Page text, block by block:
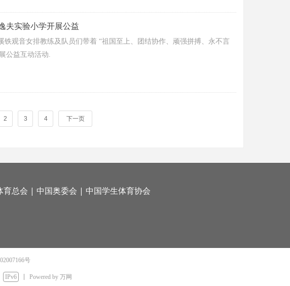
夫实验小学开展公益
铁观音女排教练及队员们带着 “祖国至上、团结协作、顽强拼搏、永不言
公益互动活动.
2 3 4 下一页
育总会 | 中国奥委会 | 中国学生体育协会
号
IPv6 Powered by 万网